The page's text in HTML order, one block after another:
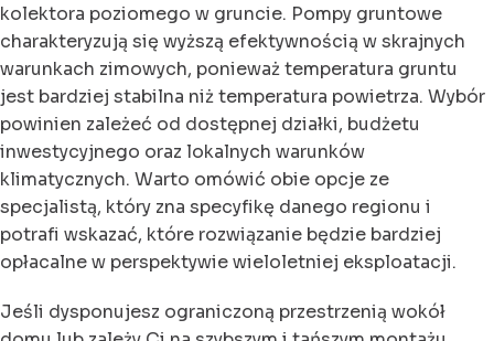
kolektora poziomego w gruncie. Pompy gruntowe
charakteryzują się wyższą efektywnością w skrajnych
warunkach zimowych, ponieważ temperatura gruntu
jest bardziej stabilna niż temperatura powietrza. Wybór
powinien zależeć od dostępnej działki, budżetu
inwestycyjnego oraz lokalnych warunków
klimatycznych. Warto omówić obie opcje ze
specjalistą, który zna specyfikę danego regionu i
potrafi wskazać, które rozwiązanie będzie bardziej
opłacalne w perspektywie wieloletniej eksploatacji.
Jeśli dysponujesz ograniczoną przestrzenią wokół